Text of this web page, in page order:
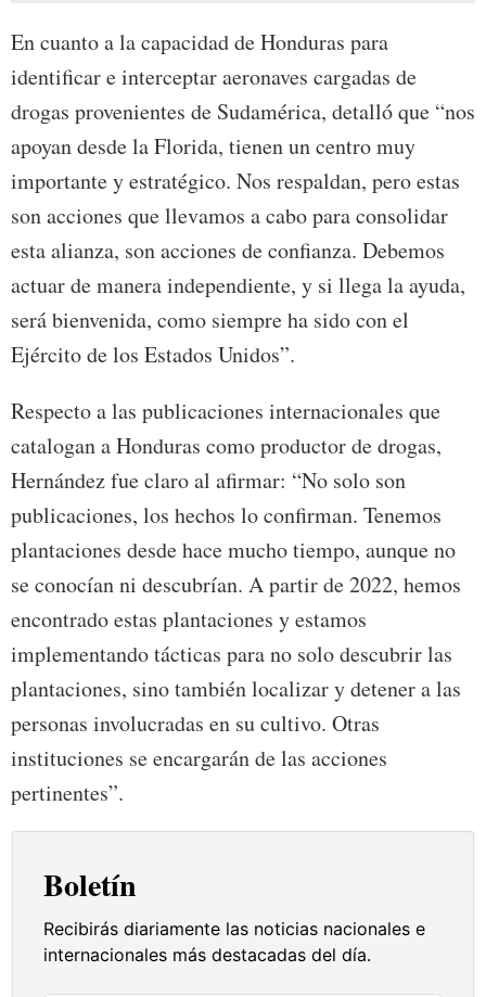
En cuanto a la capacidad de Honduras para
identificar e interceptar aeronaves cargadas de
drogas provenientes de Sudamérica, detalló que “nos
apoyan desde la Florida, tienen un centro muy
importante y estratégico. Nos respaldan, pero estas
son acciones que llevamos a cabo para consolidar
esta alianza, son acciones de confianza. Debemos
actuar de manera independiente, y si llega la ayuda,
será bienvenida, como siempre ha sido con el
Ejército de los Estados Unidos”.
Respecto a las publicaciones internacionales que
catalogan a Honduras como productor de drogas,
Hernández fue claro al afirmar: “No solo son
publicaciones, los hechos lo confirman. Tenemos
plantaciones desde hace mucho tiempo, aunque no
se conocían ni descubrían. A partir de 2022, hemos
encontrado estas plantaciones y estamos
implementando tácticas para no solo descubrir las
plantaciones, sino también localizar y detener a las
personas involucradas en su cultivo. Otras
instituciones se encargarán de las acciones
pertinentes”.
Boletín
Recibirás diariamente las noticias nacionales e
internacionales más destacadas del día.